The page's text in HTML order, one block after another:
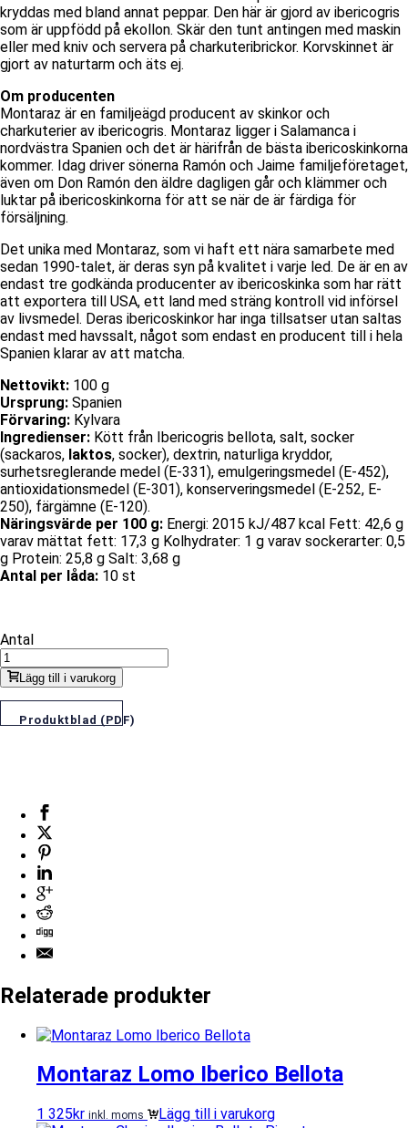
kryddas med bland annat peppar. Den här är gjord av ibericogris
som är uppfödd på ekollon. Skär den tunt antingen med maskin
eller med kniv och servera på charkuteribrickor. Korvskinnet är
gjort av naturtarm och äts ej.
Om producenten
Montaraz är en familjeägd producent av skinkor och
charkuterier av ibericogris. Montaraz ligger i Salamanca i
nordvästra Spanien och det är härifrån de bästa ibericoskinkorna
kommer. Idag driver sönerna Ramón och Jaime familjeföretaget,
även om Don Ramón den äldre dagligen går och klämmer och
luktar på ibericoskinkorna för att se när de är färdiga för
försäljning.
Det unika med Montaraz, som vi haft ett nära samarbete med
sedan 1990-talet, är deras syn på kvalitet i varje led. De är en av
endast tre godkända producenter av ibericoskinka som har rätt
att exportera till USA, ett land med sträng kontroll vid införsel
av livsmedel. Deras ibericoskinkor har inga tillsatser utan saltas
endast med havssalt, något som endast en producent till i hela
Spanien klarar av att matcha.
Nettovikt: 100 g
Ursprung: Spanien
Förvaring: Kylvara
Ingredienser: Kött från Ibericogris bellota, salt, socker
(sackaros, laktos, socker), dextrin, naturliga kryddor,
surhetsreglerande medel (E-331), emulgeringsmedel (E-452),
antioxidationsmedel (E-301), konserveringsmedel (E-252, E-
250), färgämne (E-120).
Näringsvärde per 100 g: Energi: 2015 kJ/487 kcal Fett: 42,6 g
varav mättat fett: 17,3 g Kolhydrater: 1 g varav sockerarter: 0,5
g Protein: 25,8 g Salt: 3,68 g
Antal per låda: 10 st
Antal
Lägg till i varukorg
Produktblad (PDF)
Relaterade produkter
Montaraz Lomo Iberico Bellota
1 325kr inkl. moms Lägg till i varukorg